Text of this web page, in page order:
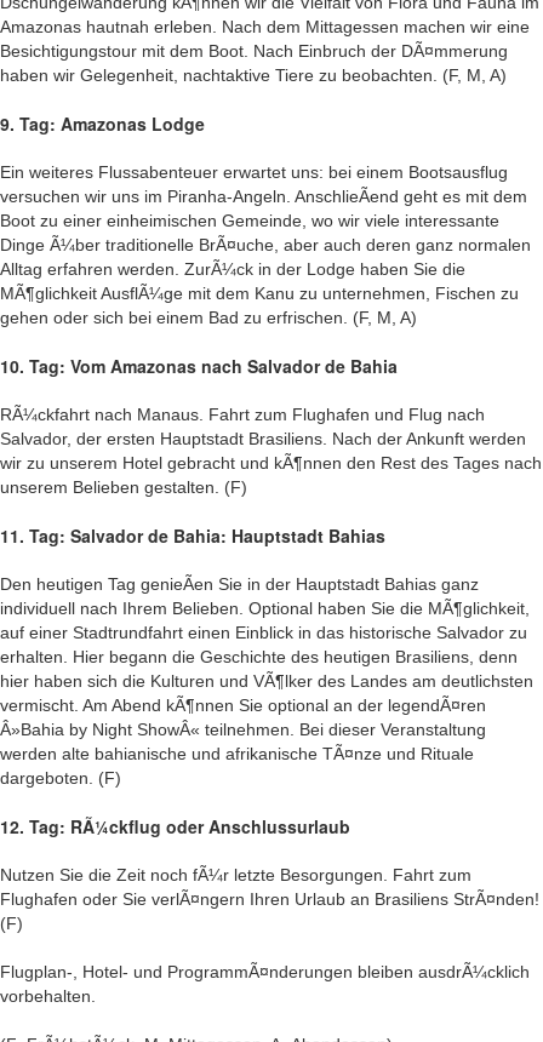
Amazonas hautnah erleben. Nach dem Mittagessen machen wir eine
Besichtigungstour mit dem Boot. Nach Einbruch der DÃ¤mmerung
haben wir Gelegenheit, nachtaktive Tiere zu beobachten. (F, M, A)
9. Tag: Amazonas Lodge
Ein weiteres Flussabenteuer erwartet uns: bei einem Bootsausflug
versuchen wir uns im Piranha-Angeln. AnschlieÃend geht es mit dem
Boot zu einer einheimischen Gemeinde, wo wir viele interessante
Dinge Ã¼ber traditionelle BrÃ¤uche, aber auch deren ganz normalen
Alltag erfahren werden. ZurÃ¼ck in der Lodge haben Sie die
MÃ¶glichkeit AusflÃ¼ge mit dem Kanu zu unternehmen, Fischen zu
gehen oder sich bei einem Bad zu erfrischen. (F, M, A)
10. Tag: Vom Amazonas nach Salvador de Bahia
RÃ¼ckfahrt nach Manaus. Fahrt zum Flughafen und Flug nach
Salvador, der ersten Hauptstadt Brasiliens. Nach der Ankunft werden
wir zu unserem Hotel gebracht und kÃ¶nnen den Rest des Tages nach
unserem Belieben gestalten. (F)
11. Tag: Salvador de Bahia: Hauptstadt Bahias
Den heutigen Tag genieÃen Sie in der Hauptstadt Bahias ganz
individuell nach Ihrem Belieben. Optional haben Sie die MÃ¶glichkeit,
auf einer Stadtrundfahrt einen Einblick in das historische Salvador zu
erhalten. Hier begann die Geschichte des heutigen Brasiliens, denn
hier haben sich die Kulturen und VÃ¶lker des Landes am deutlichsten
vermischt. Am Abend kÃ¶nnen Sie optional an der legendÃ¤ren
Â»Bahia by Night ShowÂ« teilnehmen. Bei dieser Veranstaltung
werden alte bahianische und afrikanische TÃ¤nze und Rituale
dargeboten. (F)
12. Tag: RÃ¼ckflug oder Anschlussurlaub
Nutzen Sie die Zeit noch fÃ¼r letzte Besorgungen. Fahrt zum
Flughafen oder Sie verlÃ¤ngern Ihren Urlaub an Brasiliens StrÃ¤nden!
(F)
Flugplan-, Hotel- und ProgrammÃ¤nderungen bleiben ausdrÃ¼cklich
vorbehalten.